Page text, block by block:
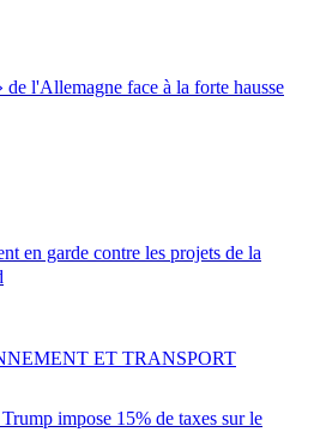
de l'Allemagne face à la forte hausse
en garde contre les projets de la
impose 15% de taxes sur le
ET TRANSPORT